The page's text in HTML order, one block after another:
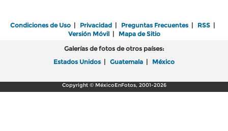
Condiciones de Uso | Privacidad | Preguntas Frecuentes | RSS |
Versión Móvil| Mapa de Sitio
Galerías de fotos de otros países:
Estados Unidos | Guatemala | México
Copyright © MéxicoEnFotos, 2001-2026